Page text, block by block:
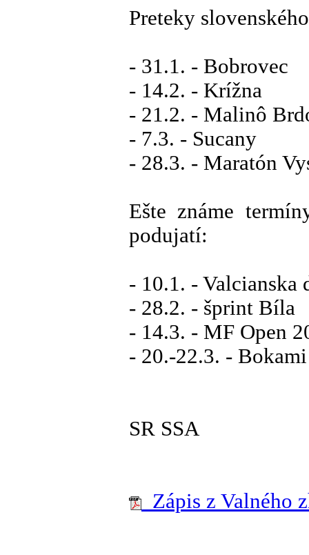
Preteky
- 31.1. - Bobrovec
- 14.2. - Krížna
- 21.2. - Malinô
- 7.3. - Sucany
- 28.3. - Maratón
Ešte známe
podujatí:
- 10.1. - Valcianska
- 28.2. - šprint Bíla
- 14.3. - MF Open
- 20.-22.3. -
SR SSA
Zápis z Valného